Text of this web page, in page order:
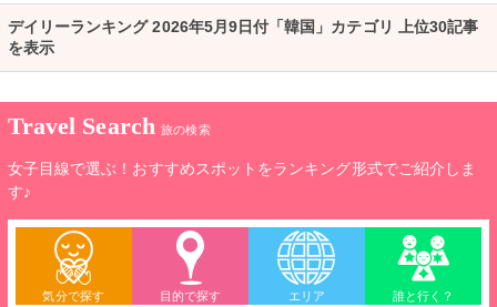
デイリーランキング 2026年5月9日付「韓国」カテゴリ 上位30記事
を表示
Travel Search 旅の検索
女子目線で選ぶ！おすすめスポットをランキング形式でご紹介しま
す♪
気分で探す 目的で探す エリア 誰と行く？